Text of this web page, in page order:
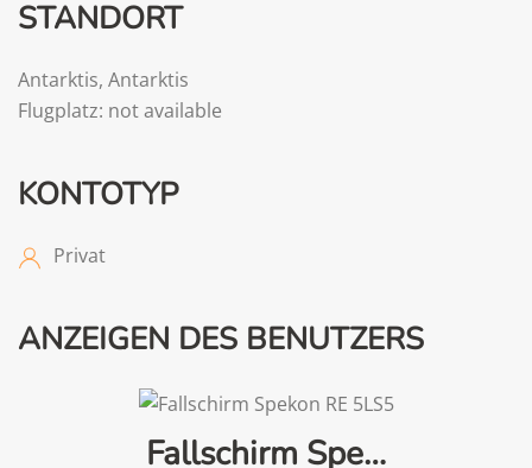
STANDORT
Antarktis, Antarktis
Flugplatz: not available
KONTOTYP
Privat
ANZEIGEN DES BENUTZERS
Fallschirm Spe…